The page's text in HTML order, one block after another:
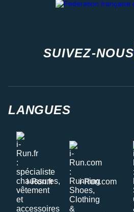
SUIVEZ-NOUS
LANGUES
i-Run.fr i-Run.com